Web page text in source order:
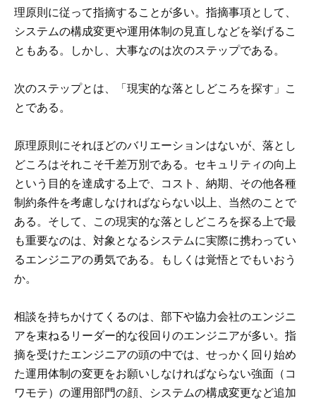
理原則に従って指摘することが多い。指摘事項として、
システムの構成変更や運用体制の見直しなどを挙げるこ
ともある。しかし、大事なのは次のステップである。
次のステップとは、「現実的な落としどころを探す」こ
とである。
原理原則にそれほどのバリエーションはないが、落とし
どころはそれこそ千差万別である。セキュリティの向上
という目的を達成する上で、コスト、納期、その他各種
制約条件を考慮しなければならない以上、当然のことで
ある。そして、この現実的な落としどころを探る上で最
も重要なのは、対象となるシステムに実際に携わってい
るエンジニアの勇気である。もしくは覚悟とでもいおう
か。
相談を持ちかけてくるのは、部下や協力会社のエンジニ
アを束ねるリーダー的な役回りのエンジニアが多い。指
摘を受けたエンジニアの頭の中では、せっかく回り始め
た運用体制の変更をお願いしなければならない強面（コ
ワモテ）の運用部門の顔、システムの構成変更など追加